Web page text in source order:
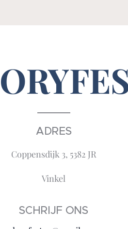
ADRES
Coppensdijk 3, 5382 JR
Vinkel
SCHRIJF ONS